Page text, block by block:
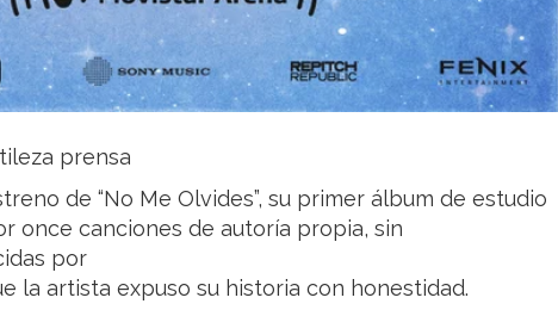
prensa
de “No Me Olvides”, su primer álbum de estudio
once canciones de autoría propia, sin
por
la artista expuso su historia con honestidad.